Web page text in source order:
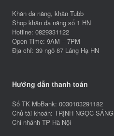
Khăn đa năng, khăn Tubb
Shop khăn đa năng số 1 HN
Hotline: 0829331122
Open Time: 9AM – 7PM
Địa chỉ: 39 ngõ 87 Láng Hạ HN
Hướng dẫn thanh toán
Số TK MbBank: 0030103291182
Chủ tài khoản: TRỊNH NGỌC SÁNG
Chi nhánh TP Hà Nội